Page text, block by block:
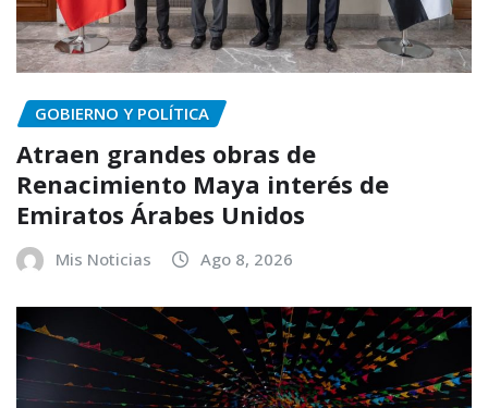
GOBIERNO Y POLÍTICA
Atraen grandes obras de
Renacimiento Maya interés de
Emiratos Árabes Unidos
Mis Noticias Ago 8, 2026